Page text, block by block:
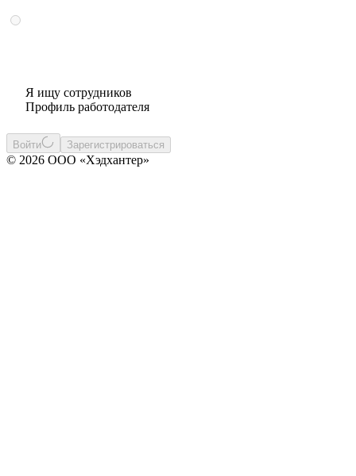
Я ищу сотрудников
Профиль работодателя
Войти Зарегистрироваться
© 2026 ООО «Хэдхантер»